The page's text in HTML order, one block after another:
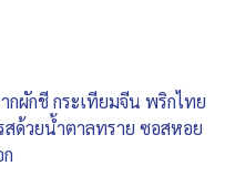
ผักชี กระเทียมจีน พริกไทย
ด้วยน้ำตาลทราย ซอสหอย